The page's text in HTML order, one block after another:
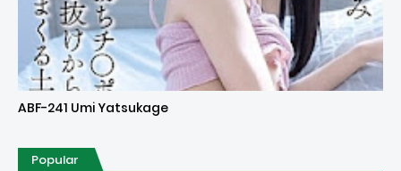
Uncensored
ABF-241 Umi Yatsukage
Popular